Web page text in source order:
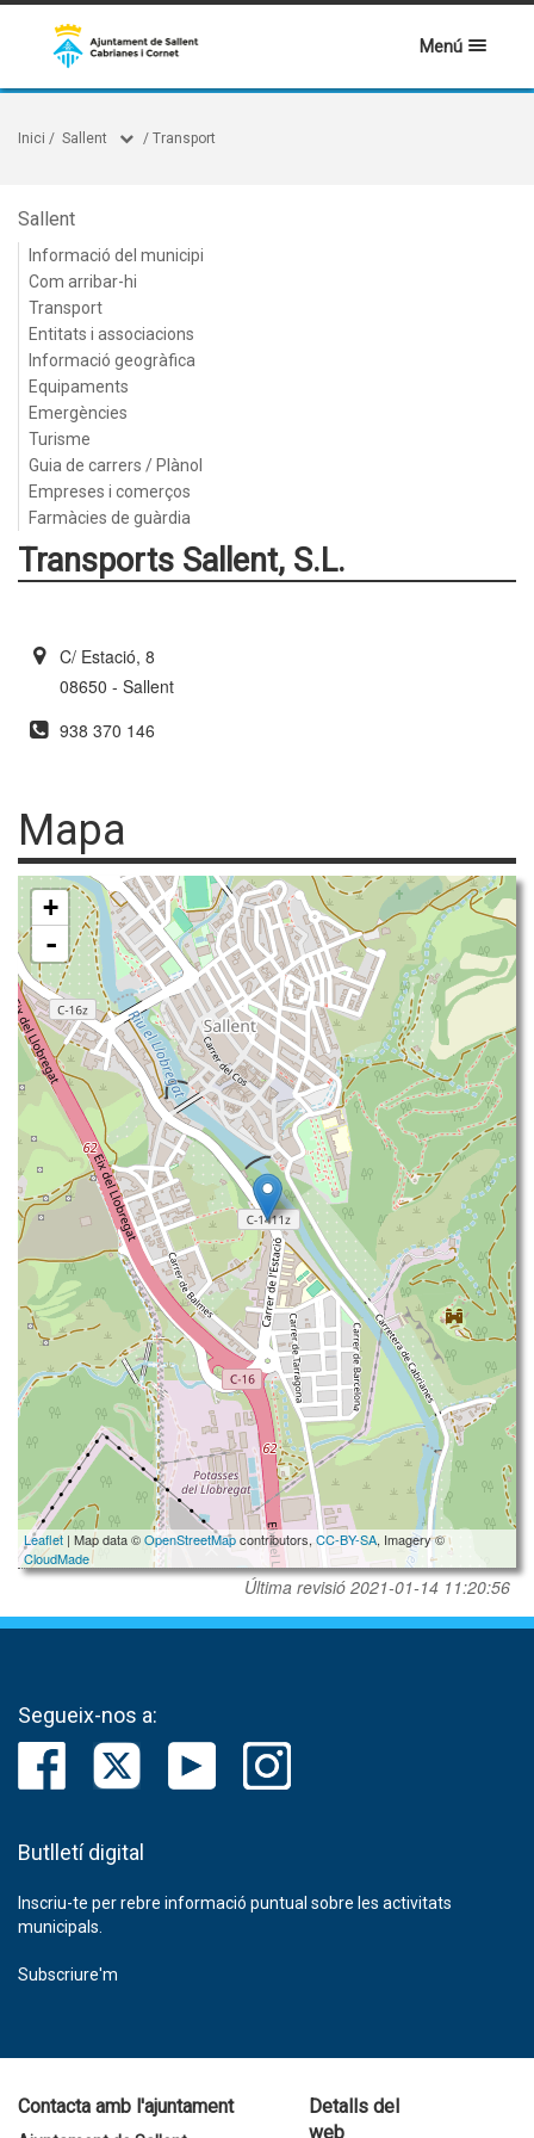
Menú
Inici / Sallent / Transport
Sallent
Informació del municipi
Com arribar-hi
Transport
Entitats i associacions
Informació geogràfica
Equipaments
Emergències
Turisme
Guia de carrers / Plànol
Empreses i comerços
Farmàcies de guàrdia
Transports Sallent, S.L.
C/ Estació, 8
08650 - Sallent
938 370 146
Mapa
+
-
Leaflet | Map data ©OpenStreetMapcontributors, CC-BY-SA, Imagery ©
CloudMade
Última revisió 2021-01-14 11:20:56
Segueix-nos a:
Butlletí digital
Inscriu-te per rebre informació puntual sobre les activitats
municipals.
Subscriure'm
Contacta amb l'ajuntament
Detalls del
web